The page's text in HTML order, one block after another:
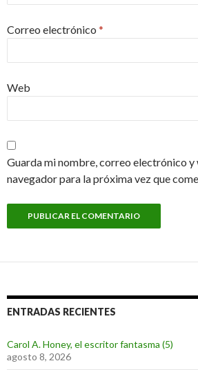
Correo electrónico *
Web
Guarda mi nombre, correo electrónico y
navegador para la próxima vez que
ENTRADAS RECIENTES
Carol A. Honey, el escritor fantasma (5)
agosto 8, 2026